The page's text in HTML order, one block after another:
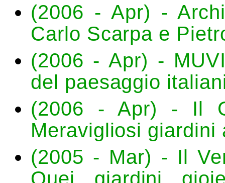
(2006 - Apr) -
Carlo Scarpa e
(2006 - Apr) -
del paesaggio
(2006 - Apr) - Il
Meravigliosi giardini
(2005 - Mar) - Il
Quei giardini